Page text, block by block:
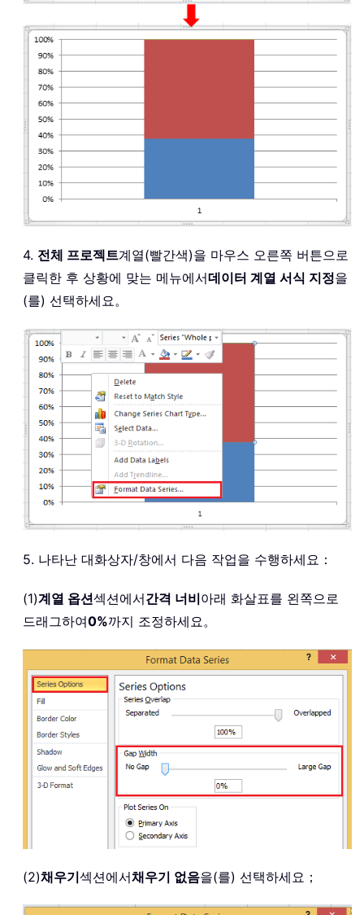
4. 전체 프로젝트계열(빨간색)을 마우스 오른쪽 버튼으로
클릭한 후 상황에 맞는 메뉴에서데이터 계열 서식 지정을
(를) 선택하세요。
5. 나타난 대화상자/창에서 다음 작업을 수행하세요：
(1)계열 옵션섹션에서간격 너비아래 화살표를 왼쪽으로
드래그하여0%까지 조정하세요。
(2)채우기섹션에서채우기 없음을(를) 선택하세요；